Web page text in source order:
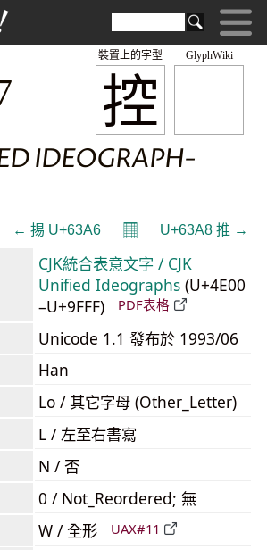
GlyphWiki
控
裝置上的字型
IDEOGRAPH-
← 掦 U+63A6 𝄜 U+63A8 推 →
CJK統合表意文字 / CJK
Unified Ideographs (U+4E00
–U+9FFF)
PDF表格
Unicode 1.1 發布於 1993/06
Han
Lo / 其它字母 (Other_Letter)
L / 左至右書寫
N / 否
0 / Not_Reordered; 無
W / 全形 UAX#11